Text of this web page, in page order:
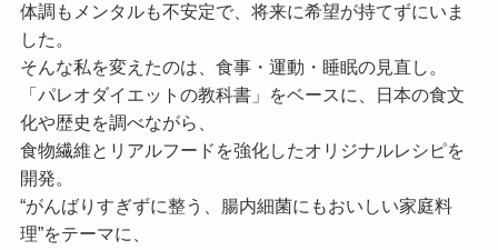
体調もメンタルも不安定で、将来に希望が持てずにいま
した。
そんな私を変えたのは、食事・運動・睡眠の見直し。
「パレオダイエットの教科書」をベースに、日本の食文
化や歴史を調べながら、
食物繊維とリアルフードを強化したオリジナルレシピを
開発。
“がんばりすぎずに整う、腸内細菌にもおいしい家庭料
理”をテーマに、